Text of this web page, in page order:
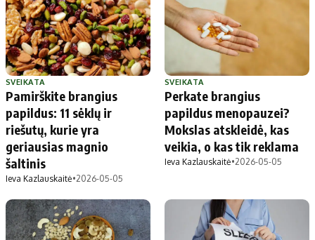
Vilniaus miesto
Kauno miesto
Klaipėdos miesto
Panevėžio miesto
Šiaulių miesto
Alytaus miesto
Marijampolės
Druskininkų
Utenos rajono
Jonavos rajono
Vilkaviškio rajono
Tauragės rajono
Palangos miesto
Prienų rajono
Apie mus
Autoriai
SVEIKATA
Pamirškite brangius
papildus: 11 sėklų ir
riešutų, kurie yra
geriausias magnio
šaltinis
Ieva Kazlauskaitė•2026-05-05
SVEIKATA
Perkate brangius
papildus menopauzei?
Mokslas atskleidė, kas
veikia, o kas tik reklama
Ieva Kazlauskaitė•2026-05-05